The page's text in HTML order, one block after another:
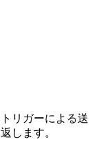
リガーによる送
します。